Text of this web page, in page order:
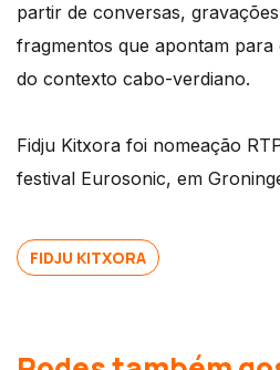
partir de conversas,
fragmentos que apontam para
do contexto cabo-verdiano.
Fidju Kitxora foi nomeação
festival Eurosonic, em
FIDJU KITXORA